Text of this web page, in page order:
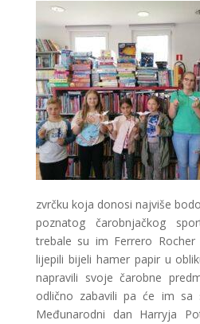
zvrčku koja donosi najviše
poznatog čarobnjačkog
trebale su im Ferrero
lijepili bijeli hamer papir u
napravili svoje čarobne
odlično zabavili pa će im sa
Međunarodni dan Harryja